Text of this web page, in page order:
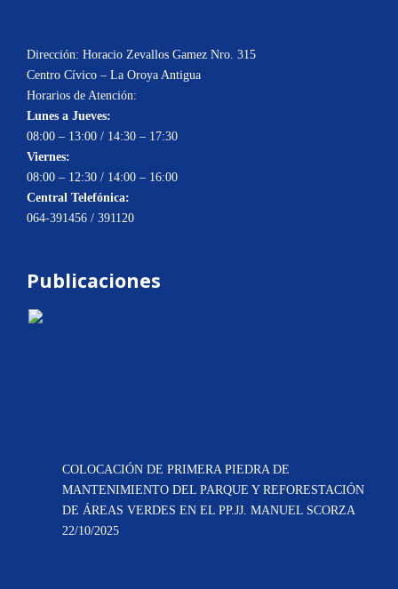
Dirección: Horacio Zevallos Gamez Nro. 315
Centro Cívico – La Oroya Antigua
Horarios de Atención:
Lunes a Jueves:
08:00 – 13:00 / 14:30 – 17:30
Viernes:
08:00 – 12:30 / 14:00 – 16:00
Central Telefónica:
064-391456 / 391120
Publicaciones
COLOCACIÓN DE PRIMERA PIEDRA DE
MANTENIMIENTO DEL PARQUE Y REFORESTACIÓN
DE ÁREAS VERDES EN EL PP.JJ. MANUEL SCORZA
22/10/2025